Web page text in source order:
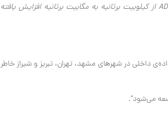
از کیلوبیت برثانیه به مگابیت برثانیه افزایش یافته
داخلی در شهرهای مشهد، تهران، تبریز و شیراز خاطر
."